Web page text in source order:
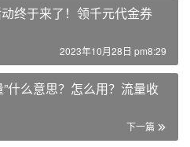
终于来了！领千元代金券
2023年10月28日 pm8:29
什么意思？怎么用？流量收
下一篇